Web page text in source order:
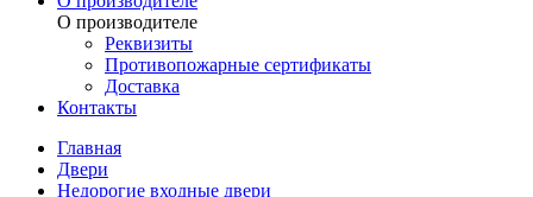
О производителе
Реквизиты
Противопожарные сертификаты
Доставка
Контакты
Главная
Двери
Недорогие входные двери